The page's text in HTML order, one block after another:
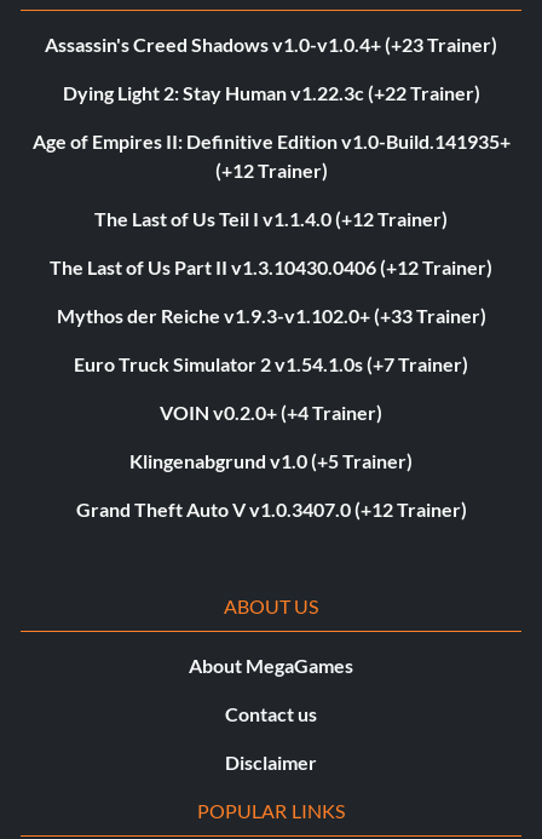
Assassin's Creed Shadows v1.0-v1.0.4+ (+23 Trainer)
Dying Light 2: Stay Human v1.22.3c (+22 Trainer)
Age of Empires II: Definitive Edition v1.0-Build.141935+
(+12 Trainer)
The Last of Us Teil I v1.1.4.0 (+12 Trainer)
The Last of Us Part II v1.3.10430.0406 (+12 Trainer)
Mythos der Reiche v1.9.3-v1.102.0+ (+33 Trainer)
Euro Truck Simulator 2 v1.54.1.0s (+7 Trainer)
VOIN v0.2.0+ (+4 Trainer)
Klingenabgrund v1.0 (+5 Trainer)
Grand Theft Auto V v1.0.3407.0 (+12 Trainer)
ABOUT US
About MegaGames
Contact us
Disclaimer
POPULAR LINKS